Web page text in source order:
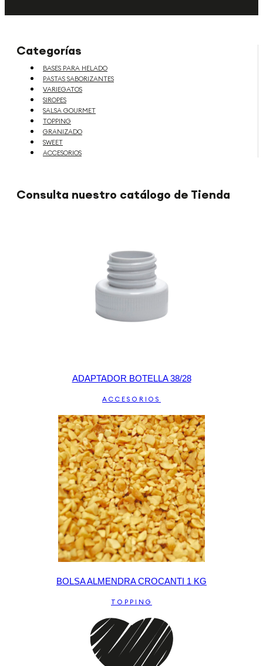
Categorías
BASES PARA HELADO
PASTAS SABORIZANTES
VARIEGATOS
SIROPES
SALSA GOURMET
TOPPING
GRANIZADO
SWEET
ACCESORIOS
Consulta nuestro catálogo de Tienda
ADAPTADOR BOTELLA 38/28
ACCESORIOS
BOLSA ALMENDRA CROCANTI 1 KG
TOPPING